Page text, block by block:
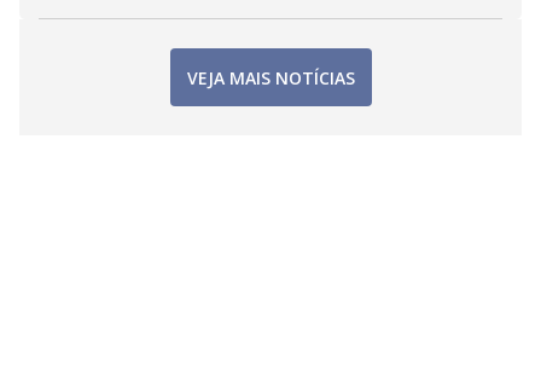
VEJA MAIS NOTÍCIAS